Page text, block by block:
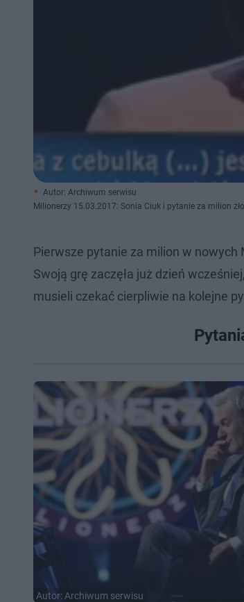
Autor: Archiwum serwisu
Milionerzy 15.03.2017: Sonia Ciuk i pytanie za milion
Pierwsze pytanie za milion w nowych
Swoją grę zaczęła już dzień
musieli czekać cierpliwie na kolejne
Autor: Archiwum serwisu